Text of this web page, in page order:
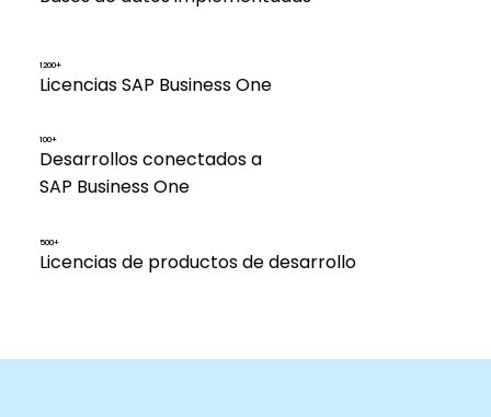
1200+
Licencias SAP Business One
100+
Desarrollos conectados a
SAP Business One
500+
Licencias de productos de desarrollo